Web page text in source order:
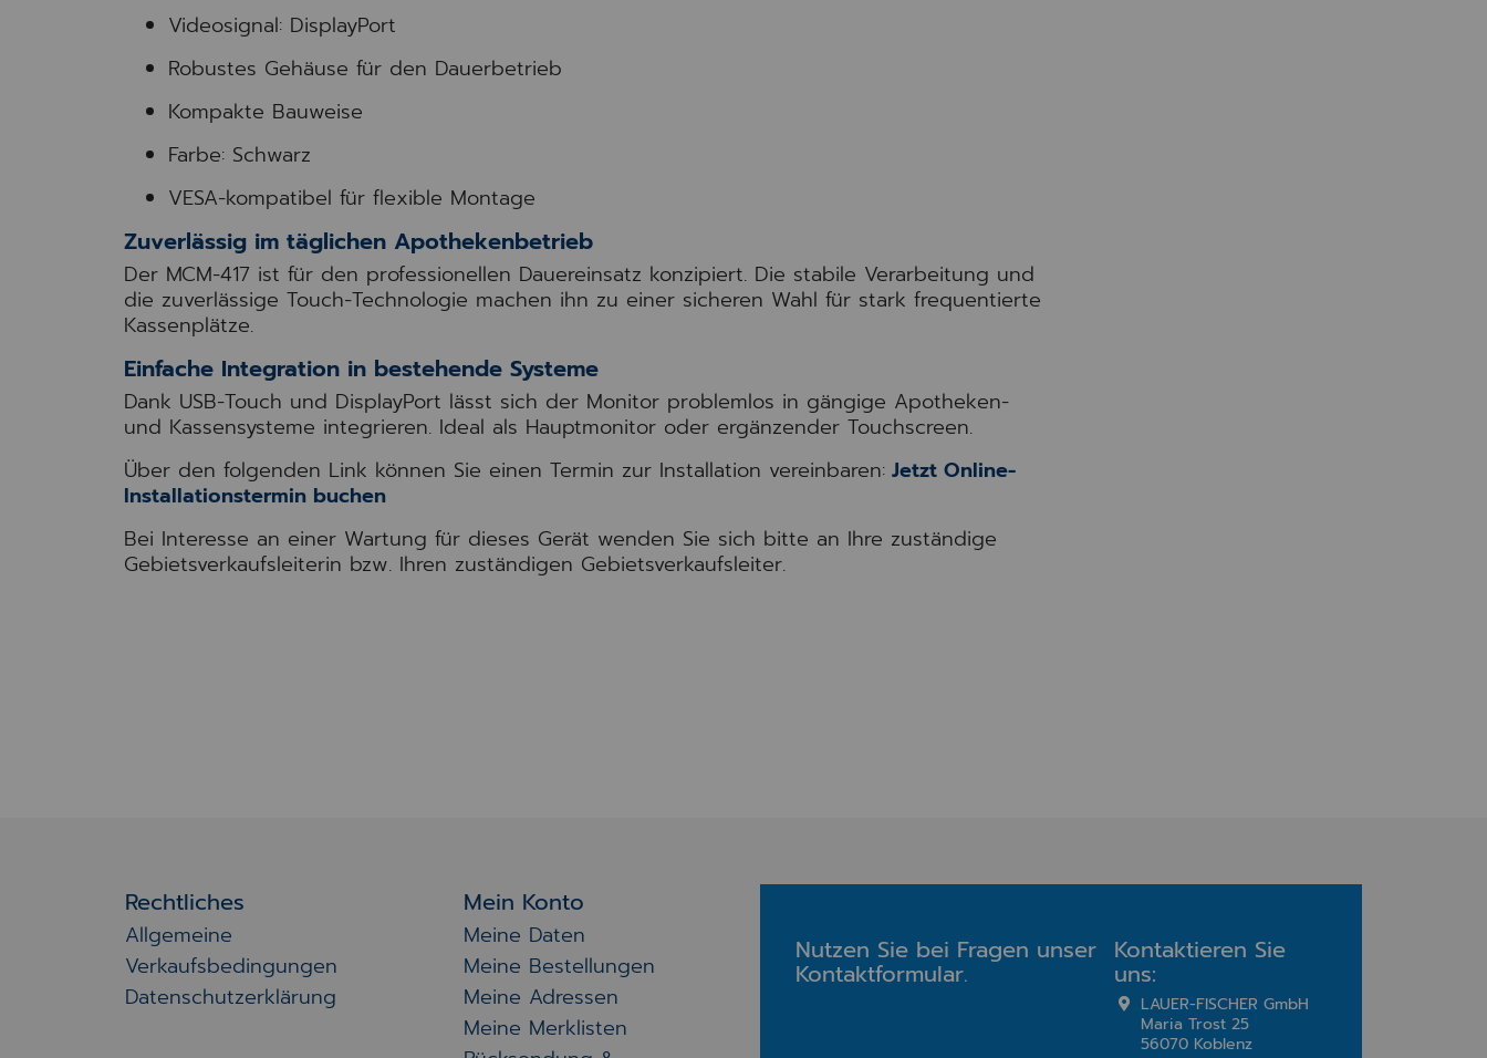
Videosignal: DisplayPort
Robustes Gehäuse für den Dauerbetrieb
Kompakte Bauweise
Farbe: Schwarz
VESA-kompatibel für flexible Montage
Zuverlässig im täglichen Apothekenbetrieb
Der MCM-417 ist für den professionellen Dauereinsatz konzipiert. Die stabile Verarbeitung und
die zuverlässige Touch-Technologie machen ihn zu einer sicheren Wahl für stark frequentierte
Kassenplätze.
Einfache Integration in bestehende Systeme
Dank USB-Touch und DisplayPort lässt sich der Monitor problemlos in gängige Apotheken-
und Kassensysteme integrieren. Ideal als Hauptmonitor oder ergänzender Touchscreen.
Über den folgenden Link können Sie einen Termin zur Installation vereinbaren: Jetzt Online-
Installationstermin buchen
Bei Interesse an einer Wartung für dieses Gerät wenden Sie sich bitte an Ihre zuständige
Gebietsverkaufsleiterin bzw. Ihren zuständigen Gebietsverkaufsleiter.
Rechtliches
Allgemeine
Verkaufsbedingungen
Datenschutzerklärung
Mein Konto
Meine Daten
Meine Bestellungen
Meine Adressen
Meine Merklisten
Nutzen Sie bei Fragen unser
Kontaktformular.
Kontaktieren Sie
uns:
LAUER-FISCHER GmbH
Maria Trost 25
56070 Koblenz